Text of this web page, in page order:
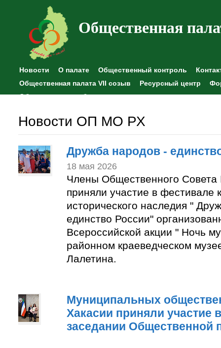
Общественная
Новости О палате Общественный контроль
Общественная палата VII созыв
Ресурсный центр
Общественные наблюдения
Новости ОП МО РХ
Дружба народов -
18 мая 2026
Члены Общественного Совета
приняли участие в фестивале
исторического наследия "
единство России"
Всероссийской акции " Ночь
районном краеведческом
Лалетина.
Муниципальных
Хакасии приняли участие
заседании Общественной